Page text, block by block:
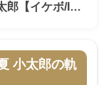
郎【イケボ/IRI
小太郎の軌